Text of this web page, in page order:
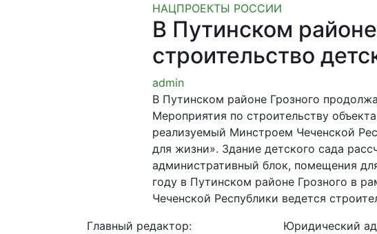
НАЦПРОЕКТЫ РОССИИ
В Путинском
строительство
admin
В Путинском районе Грозного
Мероприятия по строительству
реализуемый Минстроем Чеченской
для жизни». Здание детского сада
административный блок, помещения
году в Путинском районе Грозного в
Чеченской Республики ведется
Главный редактор: Юридический